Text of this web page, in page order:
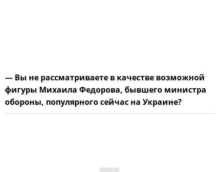
— Вы не рассматриваете в качестве возможной
фигуры Михаила Федорова, бывшего министра
обороны, популярного сейчас на Украине?